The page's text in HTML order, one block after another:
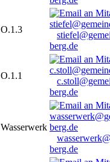
O.1.3
berg.de
O.1.1
berg.de
Wasserwerk
berg.de